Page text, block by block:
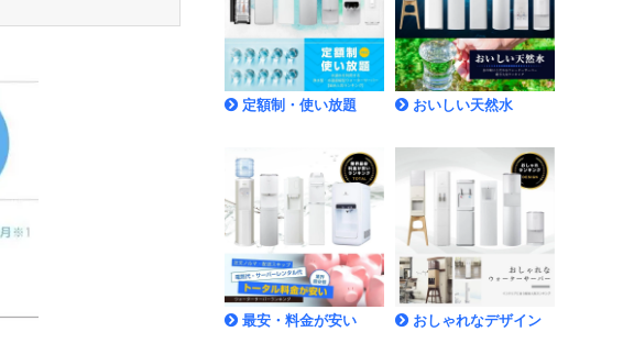
定額制・使い放題 おいしい天然水
最安・料金が安い おしゃれなデザイン